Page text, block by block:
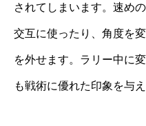
されてしまいます。速め
交互に使ったり、角度を
を外せます。ラリー中に
も戦術に優れた印象を与